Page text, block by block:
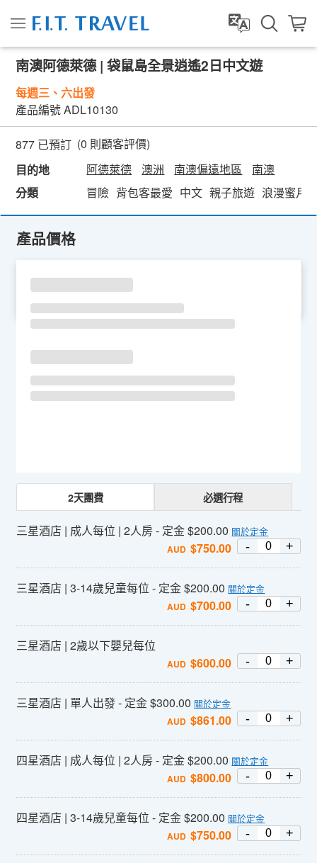
南澳阿德萊德 | 袋鼠島全景逍遙2日中文遊
每週三、六出發
產品編號ADL10130
877 已預訂 (0 則顧客評價)
目的地
阿德萊德 澳洲 南澳偏遠地區
南澳
分類
冒險 背包客最愛 中文 親子旅遊 浪漫蜜月
產品價格
2天團費 必選行程
三星酒店 | 成人每位 | 2人房 - 定金 $200.00 關於定金
AUD $750.00 - +
三星酒店 | 3-14歲兒童每位 - 定金 $200.00 關於定金
AUD $700.00 - +
三星酒店 | 2歲以下嬰兒每位
AUD $600.00 - +
三星酒店 | 單人出發 - 定金 $300.00 關於定金
AUD $861.00 - +
四星酒店 | 成人每位 | 2人房 - 定金 $200.00 關於定金
AUD $800.00 - +
四星酒店 | 3-14歲兒童每位 - 定金 $200.00 關於定金
AUD $750.00 - +